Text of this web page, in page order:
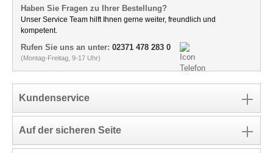
Haben Sie Fragen zu Ihrer Bestellung?
Unser Service Team hilft Ihnen gerne weiter, freundlich und
kompetent.
Rufen Sie uns an unter: 02371 478 283 0
(Montag-Freitag, 9-17 Uhr)
Kundenservice
Auf der sicheren Seite